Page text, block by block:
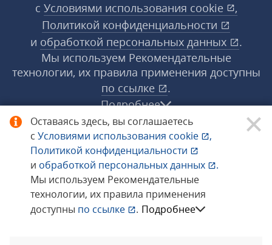
Оставаясь здесь, вы соглашаетесь
с Условиями использования cookie
,
Политикой конфиденциальности
и обработкой персональных данных
.
Мы используем Рекомендательные
технологии, их правила применения
доступны по ссылке . Подробнее
с Условиями использования cookie
,
Политикой конфиденциальности
и обработкой персональных данных
.
Мы используем Рекомендательные
технологии, их правила применения доступны
по ссылке
.
Подробнее
© 1998−2026 «1С‑Рарус» ®. Все права
защищены.
Сообщить об ошибке